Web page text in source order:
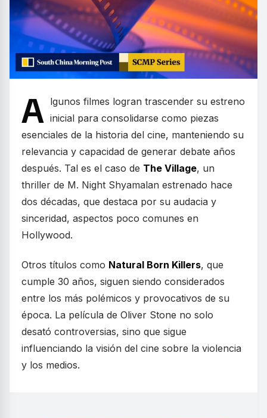
A lgunos filmes logran trascender su estreno
inicial para consolidarse como piezas
esenciales de la historia del cine, manteniendo su
relevancia y capacidad de generar debate años
después. Tal es el caso de The Village, un
thriller de M. Night Shyamalan estrenado hace
dos décadas, que destaca por su audacia y
sinceridad, aspectos poco comunes en
Hollywood.
Otros títulos como Natural Born Killers, que
cumple 30 años, siguen siendo considerados
entre los más polémicos y provocativos de su
época. La película de Oliver Stone no solo
desató controversias, sino que sigue
influenciando la visión del cine sobre la violencia
y los medios.